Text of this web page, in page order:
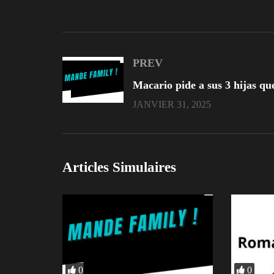
PREV
JANVIER 31, 2025
Articles Simulaires
0 0